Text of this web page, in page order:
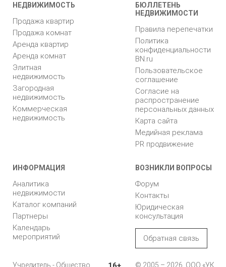
НЕДВИЖИМОСТЬ
Продажа квартир
Продажа комнат
Аренда квартир
Аренда комнат
Элитная
недвижимость
Загородная
недвижимость
Коммерческая
недвижимость
БЮЛЛЕТЕНЬ
НЕДВИЖИМОСТИ
Правила перепечатки
Политика
конфиденциальности
BN.ru
Пользовательское
соглашение
Согласие на
распространение
персональных данных
Карта сайта
Медийная реклама
PR продвижение
ИНФОРМАЦИЯ
Аналитика
недвижимости
Каталог компаний
Партнеры
Календарь
мероприятий
ВОЗНИКЛИ ВОПРОСЫ
Форум
Контакты
Юридическая
консультация
Обратная связь
Учредитель - Общество © 2005 – 2026, ООО «УК